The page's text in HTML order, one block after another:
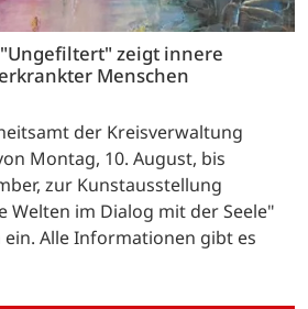
zeigt innere
Menschen
der Kreisverwaltung
Montag, 10. August, bis
zur Kunstausstellung
Welten im Dialog mit der Seele"
Alle Informationen gibt es